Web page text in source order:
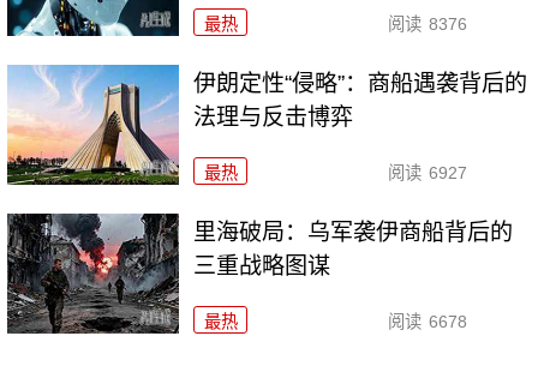
最热 阅读 8376
伊朗定性“侵略”：商船遇袭背后的
法理与反击博弈
最热 阅读 6927
里海破局：乌军袭伊商船背后的
三重战略图谋
最热 阅读 6678